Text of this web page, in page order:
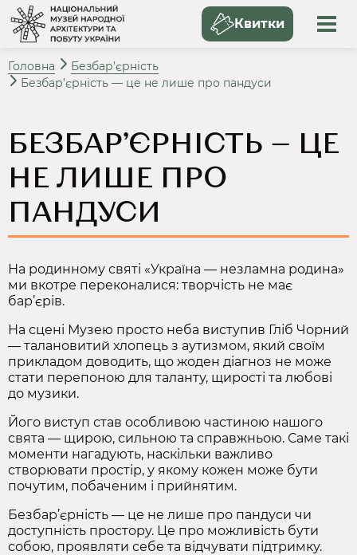
Квитки
Головна
Безбар’єрність
Безбар’єрність — це не лише про пандуси
БЕЗБАР’ЄРНІСТЬ — ЦЕ
НЕ ЛИШЕ ПРО
ПАНДУСИ
На родинному святі «Україна — незламна родина»
ми вкотре переконалися: творчість не має
бар’єрів.
На сцені Музею просто неба виступив Гліб Чорний
— талановитий хлопець з аутизмом, який своїм
прикладом доводить, що жоден діагноз не може
стати перепоною для таланту, щирості та любові
до музики.
Його виступ став особливою частиною нашого
свята — щирою, сильною та справжньою. Саме такі
моменти нагадують, наскільки важливо
створювати простір, у якому кожен може бути
почутим, побаченим і прийнятим.
Безбар’єрність — це не лише про пандуси чи
доступність простору. Це про можливість бути
собою, проявляти себе та відчувати підтримку.